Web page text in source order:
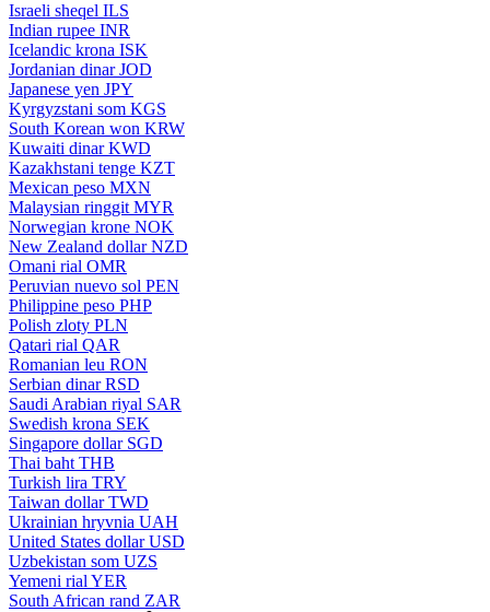
Israeli sheqel ILS
Indian rupee INR
Icelandic krona ISK
Jordanian dinar JOD
Japanese yen JPY
Kyrgyzstani som KGS
South Korean won KRW
Kuwaiti dinar KWD
Kazakhstani tenge KZT
Mexican peso MXN
Malaysian ringgit MYR
Norwegian krone NOK
New Zealand dollar NZD
Omani rial OMR
Peruvian nuevo sol PEN
Philippine peso PHP
Polish zloty PLN
Qatari rial QAR
Romanian leu RON
Serbian dinar RSD
Saudi Arabian riyal SAR
Swedish krona SEK
Singapore dollar SGD
Thai baht THB
Turkish lira TRY
Taiwan dollar TWD
Ukrainian hryvnia UAH
United States dollar USD
Uzbekistan som UZS
Yemeni rial YER
South African rand ZAR